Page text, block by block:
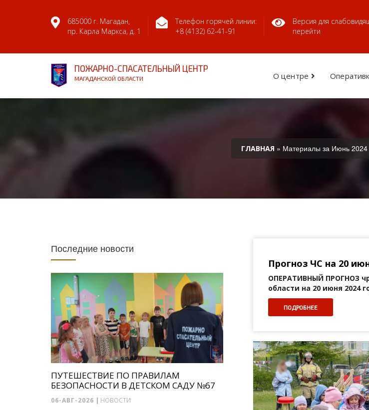
685000 г. Магадан,
пр. Карла Маркса, д. 1
Телефон горячей линии:
+8 (4132) 62-41-91
Версия для
перейти
ПОЖАРНО-СПАСАТЕЛЬНЫЙ ЦЕНТР
МАГАДАНСКОЙ ОБЛАСТИ О центре
ГЛАВНАЯ » Материалы за Июнь 2024
Прогноз ЧС на 20
ОПЕРАТИВНЫЙ ПРОГНОЗ
области на 20 июня 2024
ПОДРОБНЕЕ
Последние новости
ПУТЕШЕСТВИЕ ПО ПРАВИЛАМ
БЕЗОПАСНОСТИ В ДЕТСКОМ САДУ №67
06-АВГ-2026 | НОВОСТИ